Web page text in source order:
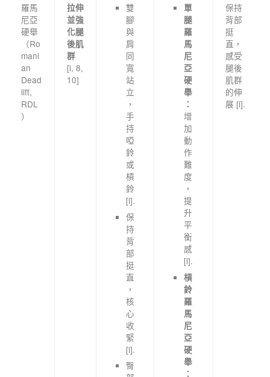
羅馬
尼亞
硬舉
（Ro
mani
an
Dead
lift,
RDL
）
拉伸
並強
化腿
後肌
群
[i, 8,
10]
雙
腳
與
肩
同
寬
站
立
，
手
持
啞
鈴
或
槓
鈴
[i].
保
持
背
部
挺
直
，
核
心
收
緊
[i].
臀
單
腿
羅
馬
尼
亞
硬
舉
：
增
加
動
作
難
度
，
提
升
平
衡
感
[i].
槓
鈴
羅
馬
尼
亞
硬
舉
：
保持
背部
挺
直，
感受
腿後
肌群
的伸
展 [i].